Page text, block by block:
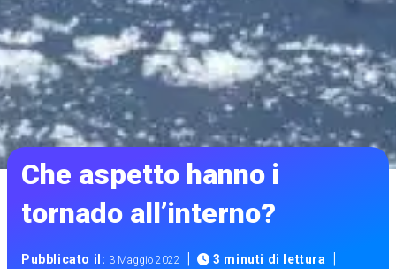
Che aspetto hanno i
tornado all’interno?
Pubblicato il: 3 Maggio 2022 | 3 minuti di lettura |